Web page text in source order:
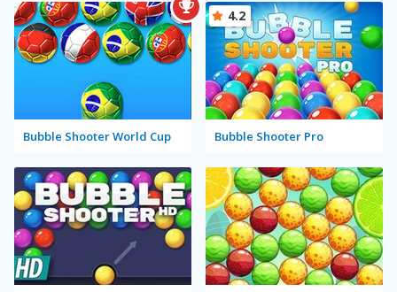
Bubble Shooter World Cup Bubble Shooter Pro
4.2